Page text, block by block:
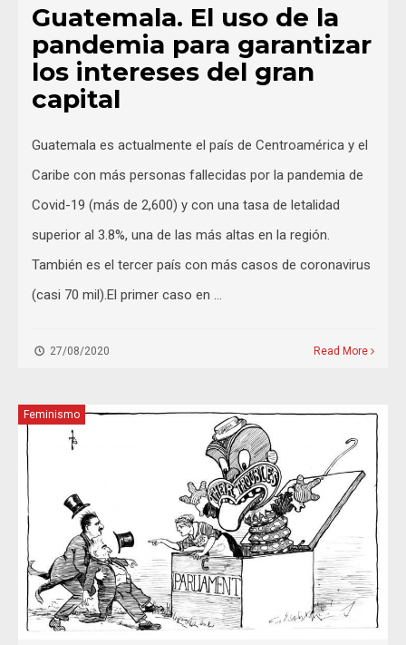
Guatemala. El uso de la
pandemia para garantizar
los intereses del gran
capital
Guatemala es actualmente el país de Centroamérica y el
Caribe con más personas fallecidas por la pandemia de
Covid-19 (más de 2,600) y con una tasa de letalidad
superior al 3.8%, una de las más altas en la región.
También es el tercer país con más casos de coronavirus
(casi 70 mil).El primer caso en …
27/08/2020 Read More
Feminismo